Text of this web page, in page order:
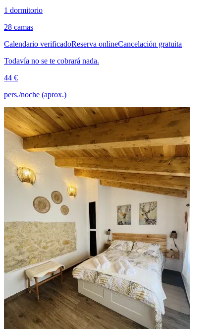
1 dormitorio
28 camas
Calendario verificadoReserva onlineCancelación gratuita
Todavía no se te cobrará nada.
44 €
pers./noche (aprox.)